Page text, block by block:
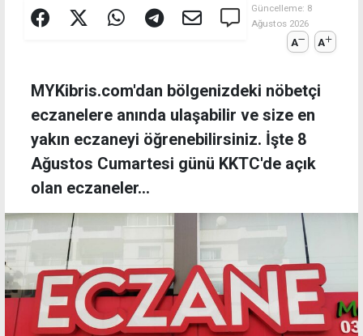
Güncelleme: 8
Ağustos 2026
A A
MYKibris.com'dan bölgenizdeki nöbetçi
eczanelere anında ulaşabilir ve size en
yakın eczaneyi öğrenebilirsiniz. İşte 8
Ağustos Cumartesi günü KKTC'de açık
olan eczaneler...